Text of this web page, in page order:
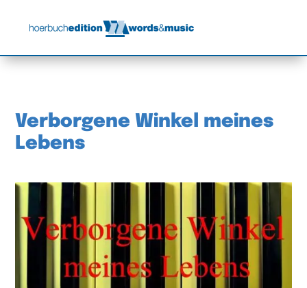
Verborgene Winkel meines
Lebens